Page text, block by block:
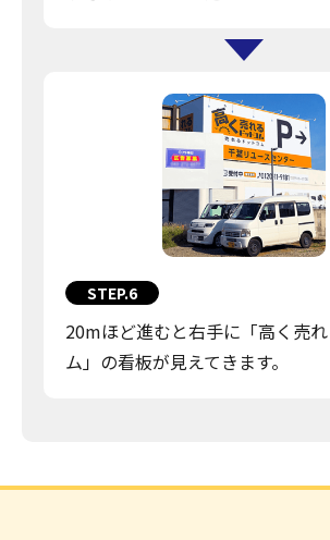
STEP.6
20mほど進むと右手に「高く売
ム」の看板が見えてきます。